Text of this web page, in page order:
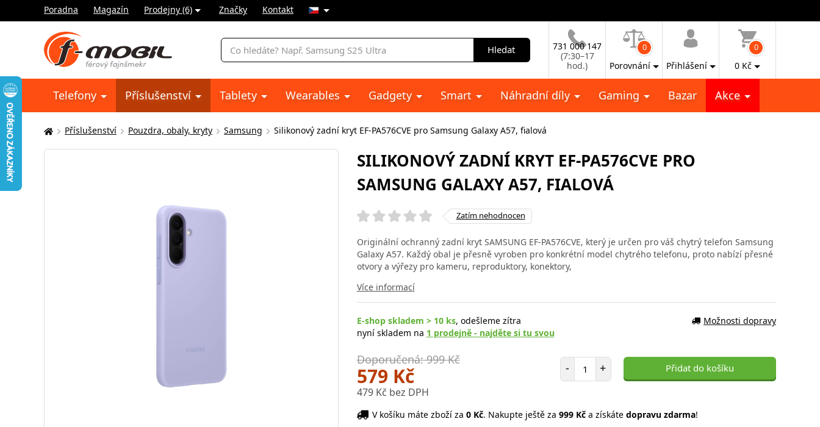
Poradna Magazín Prodejny (6) Značky Kontakt
Vyhledávání
Hledat
731 000 147
(7:30–17
hod.)
0
Porovnání Přihlášení
0
0 Kč
Telefony Příslušenství Tablety Wearables Gadgety Smart Náhradní díly Gaming Bazar Akce
Zde
se
Příslušenství Pouzdra, obaly, kryty Samsung Silikonový zadní kryt EF-PA576CVE pro Samsung Galaxy A57, fialová
SILIKONOVÝ ZADNÍ KRYT EF-PA576CVE PRO
SAMSUNG GALAXY A57, FIALOVÁ
Zatím nehodnocen
Originální ochranný zadní kryt SAMSUNG EF-PA576CVE, který je určen pro váš chytrý telefon Samsung
Galaxy A57. Každý obal je přesně vyroben pro konkrétní model chytrého telefonu, proto nabízí přesné
otvory a výřezy pro kameru, reproduktory, konektory,
Více informací
E-shop skladem > 10 ks, odešleme zítra
nyní skladem na 1 prodejně - najděte si tu svou
Možnosti dopravy
Doporučená: 999 Kč
579 Kč
479 Kč bez DPH
- Počet položek
+ Přidat do košíku
V košíku máte zboží za 0 Kč. Nakupte ještě za 999 Kča získáte dopravu zdarma!